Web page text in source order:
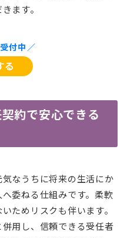
ます。
付中／
る
約で安心できる
なうちに将来の生活にか
委ねる仕組みです。柔軟
ためリスクも伴います。
用し、信頼できる受任者